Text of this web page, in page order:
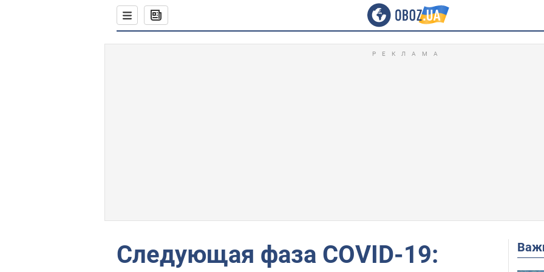
Следующая фаза COVID-19: